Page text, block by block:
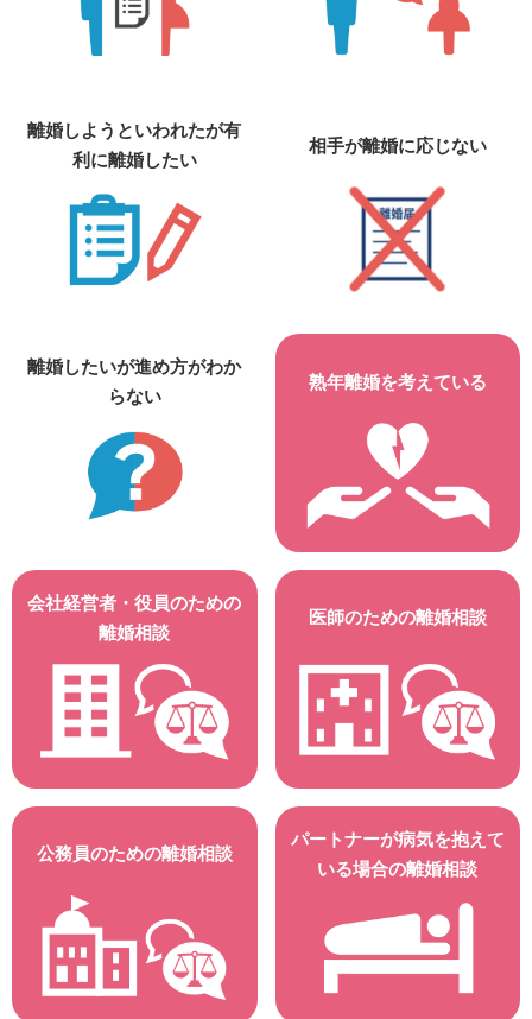
離婚しようといわれたが有
利に離婚したい
相手が離婚に応じない
離婚したいが進め方がわか
らない
熟年離婚を考えている
会社経営者・役員のための
離婚相談
医師のための離婚相談
公務員のための離婚相談
パートナーが病気を抱えて
いる場合の離婚相談